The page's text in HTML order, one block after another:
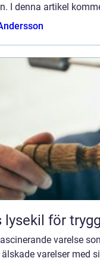
I denna artikel
lysekil för
varelse
varelser med